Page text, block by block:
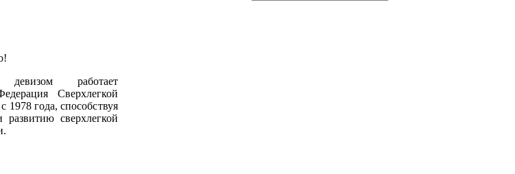
работает
Сверхлегкой
1978 года, способствуя
развитию сверхлегкой